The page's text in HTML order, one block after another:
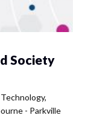
Society
- Parkville